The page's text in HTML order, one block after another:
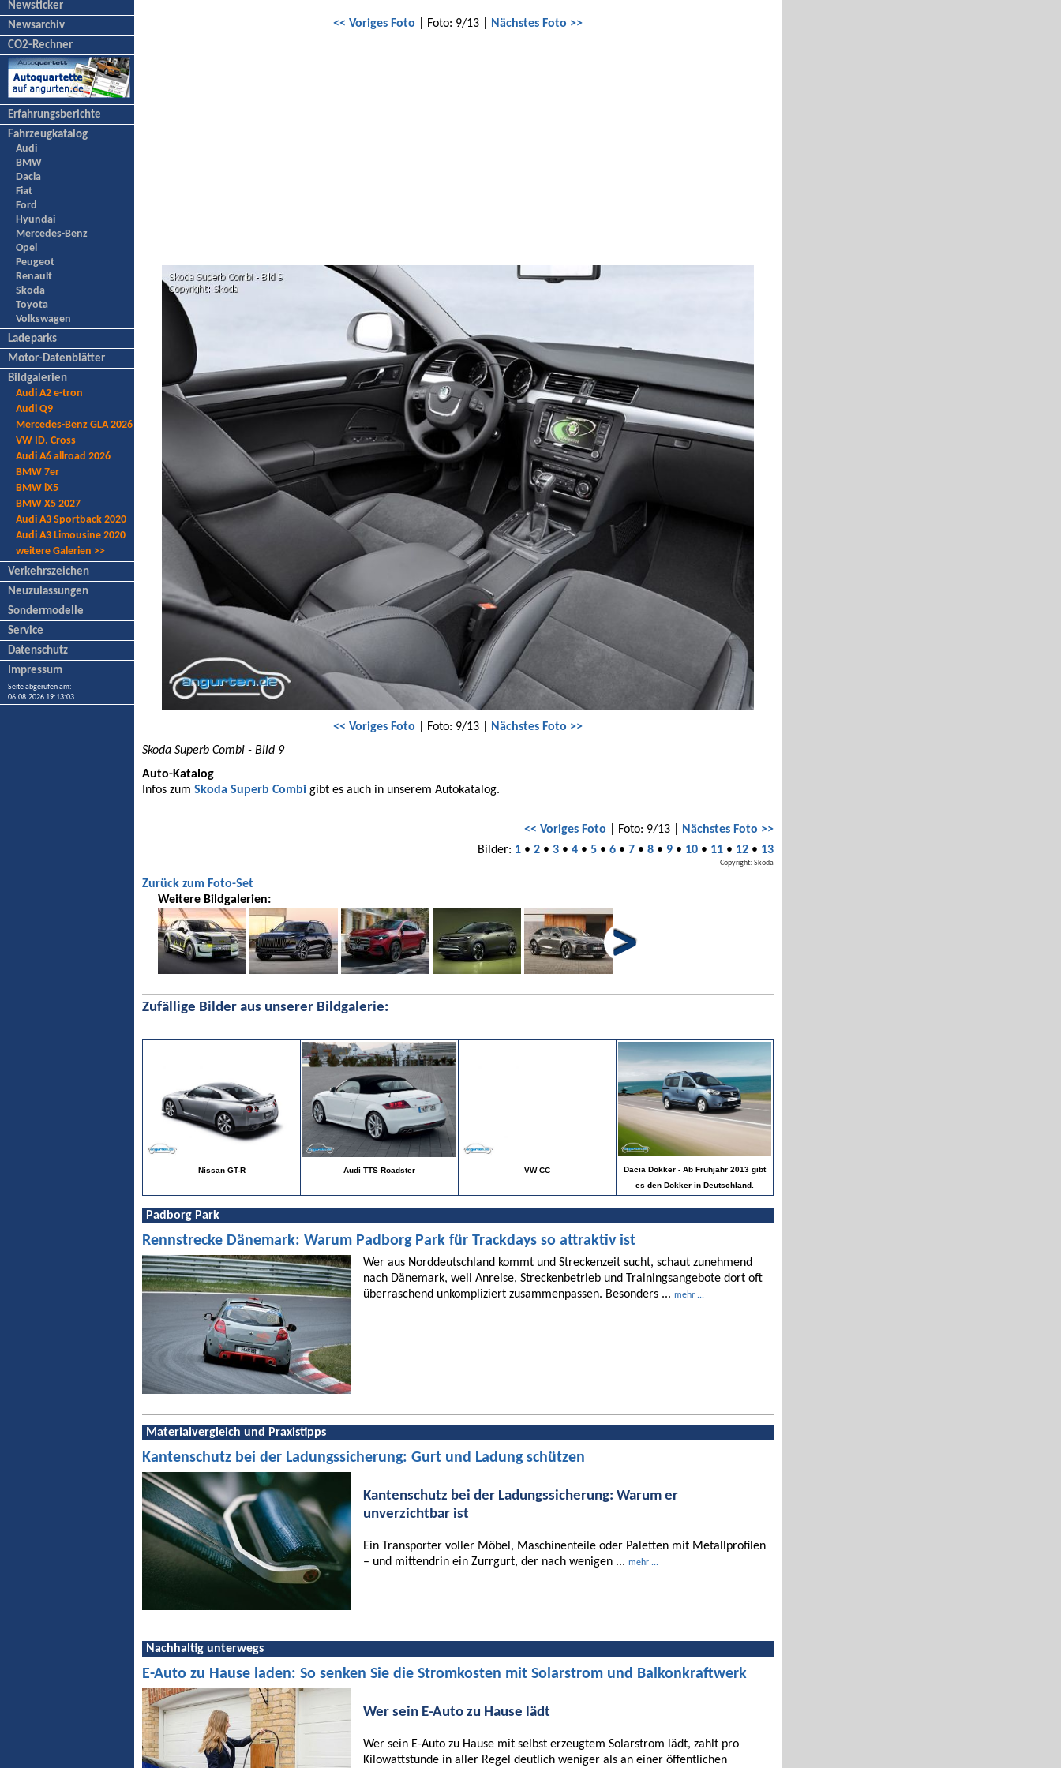
Newsticker
Newsarchiv
CO2-Rechner
Erfahrungsberichte
Fahrzeugkatalog
Audi
BMW
Dacia
Fiat
Ford
Hyundai
Mercedes-Benz
Opel
Peugeot
Renault
Skoda
Toyota
Volkswagen
Ladeparks
Motor-Datenblätter
Bildgalerien
Audi A2 e-tron
Audi Q9
Mercedes-Benz GLA 2026
VW ID. Cross
Audi A6 allroad 2026
BMW 7er
BMW iX5
BMW X5 2027
Audi A3 Sportback 2020
Audi A3 Limousine 2020
weitere Galerien >>
Verkehrszeichen
Neuzulassungen
Sondermodelle
Service
Datenschutz
Impressum
Seite abgerufen am:
06.08.2026 19:13:03
<< Voriges Foto | Foto: 9/13 | Nächstes Foto >>
<< Voriges Foto | Foto: 9/13 |
Nächstes Foto >>
Skoda Superb Combi - Bild 9
Auto-Katalog
Infos zum Skoda Superb Combi gibt es auch in unserem Autokatalog.
<< Voriges Foto | Foto: 9/13 |
Nächstes Foto >>
Bilder: 1 • 2 • 3 • 4 • 5 • 6 • 7 • 8 • 9 • 10 • 11 • 12 • 13
Copyright: Skoda
Zurück zum Foto-Set
Weitere Bildgalerien:
Zufällige Bilder aus unserer Bildgalerie:
Nissan GT-R Audi TTS Roadster VW CC
Dacia Dokker - Ab Frühjahr 2013 gibt
es den Dokker in Deutschland.
Padborg Park
Rennstrecke Dänemark: Warum Padborg Park für Trackdays so attraktiv ist
Wer aus Norddeutschland kommt und Streckenzeit sucht, schaut zunehmend
nach Dänemark, weil Anreise, Streckenbetrieb und Trainingsangebote dort oft
überraschend unkompliziert zusammenpassen. Besonders ... mehr ...
Materialvergleich und Praxistipps
Kantenschutz bei der Ladungssicherung: Gurt und Ladung schützen
Kantenschutz bei der Ladungssicherung: Warum er
unverzichtbar ist
Ein Transporter voller Möbel, Maschinenteile oder Paletten mit Metallprofilen
– und mittendrin ein Zurrgurt, der nach wenigen ... mehr ...
Nachhaltig unterwegs
E-Auto zu Hause laden: So senken Sie die Stromkosten mit Solarstrom und Balkonkraftwerk
Wer sein E-Auto zu Hause lädt
Wer sein E-Auto zu Hause mit selbst erzeugtem Solarstrom lädt, zahlt pro
Kilowattstunde in aller Regel deutlich weniger als an einer öffentlichen